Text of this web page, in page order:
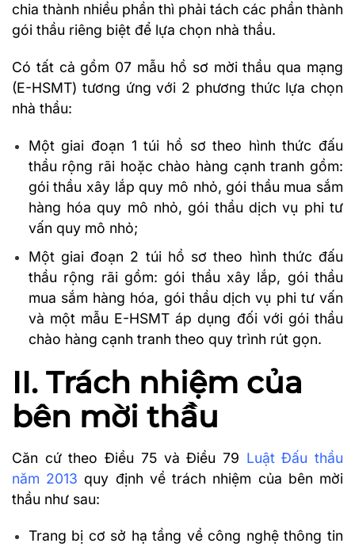
chia thành nhiều phần thì phải tách các phần thành
gói thầu riêng biệt để lựa chọn nhà thầu.
Có tất cả gồm 07 mẫu hồ sơ mời thầu qua mạng
(E-HSMT) tương ứng với 2 phương thức lựa chọn
nhà thầu:
Một giai đoạn 1 túi hồ sơ theo hình thức đấu
thầu rộng rãi hoặc chào hàng cạnh tranh gồm:
gói thầu xây lắp quy mô nhỏ, gói thầu mua sắm
hàng hóa quy mô nhỏ, gói thầu dịch vụ phi tư
vấn quy mô nhỏ;
Một giai đoạn 2 túi hồ sơ theo hình thức đấu
thầu rộng rãi gồm: gói thầu xây lắp, gói thầu
mua sắm hàng hóa, gói thầu dịch vụ phi tư vấn
và một mẫu E-HSMT áp dụng đối với gói thầu
chào hàng cạnh tranh theo quy trình rút gọn.
II. Trách nhiệm của
bên mời thầu
Căn cứ theo Điều 75 và Điều 79 Luật Đấu thầu
năm 2013 quy định về trách nhiệm của bên mời
thầu như sau:
Trang bị cơ sở hạ tầng về công nghệ thông tin